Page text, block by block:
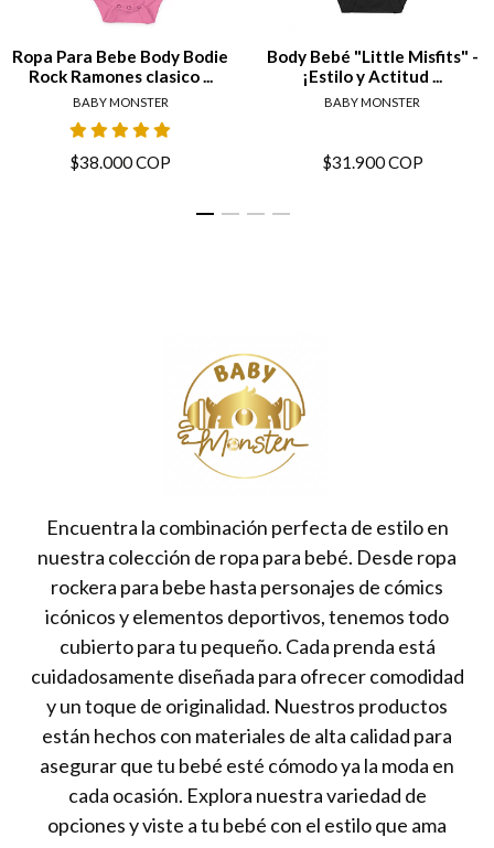
Ropa Para Bebe Body Bodie
Rock Ramones clasico ...
BABY MONSTER
$38.000 COP
Body Bebé "Little Misfits" -
¡Estilo y Actitud ...
BABY MONSTER
$31.900 COP
Encuentra la combinación perfecta de estilo en
nuestra colección de ropa para bebé. Desde ropa
rockera para bebe hasta personajes de cómics
icónicos y elementos deportivos, tenemos todo
cubierto para tu pequeño. Cada prenda está
cuidadosamente diseñada para ofrecer comodidad
y un toque de originalidad. Nuestros productos
están hechos con materiales de alta calidad para
asegurar que tu bebé esté cómodo ya la moda en
cada ocasión. Explora nuestra variedad de
opciones y viste a tu bebé con el estilo que ama